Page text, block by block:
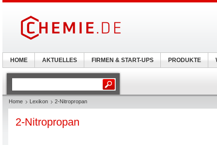
Home Lexikon 2-Nitropropan
2-Nitropropan
HOME AKTUELLES FIRMEN & START-UPS PRODUKTE